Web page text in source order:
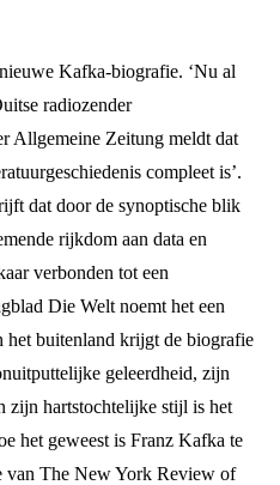
Kafka-biografie. ‘Nu al
radiozender
Allgemeine Zeitung meldt dat
compleet is’.
dat door de synoptische blik
rijkdom aan data en
verbonden tot een
Die Welt noemt het een
buitenland krijgt de biografie
geleerdheid, zijn
zijn hartstochtelijke stijl is het
het geweest is Franz Kafka te
van The New York Review of